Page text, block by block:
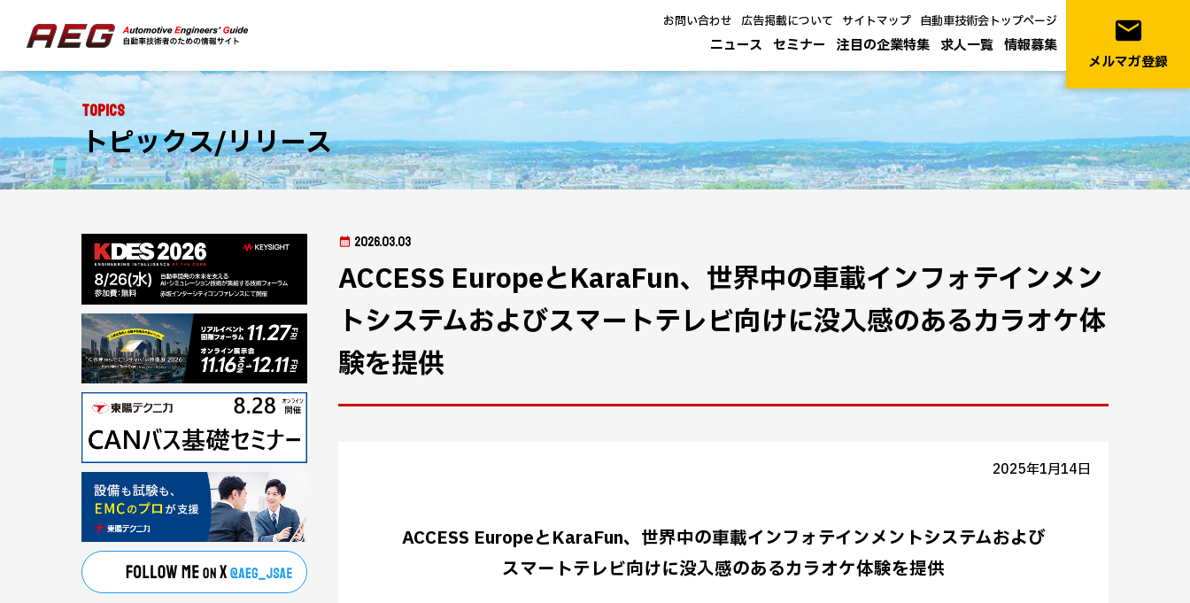
ニュース セミナー 注目の企業特集 求人一覧 情報募集
お問い合わせ 広告掲載について サイトマップ 自動車技術会トップページ email
メルマガ登録
Topics
トピックス/リリース
2026.03.03
ACCESS EuropeとKaraFun、世界中の車載インフォテインメン
トシステムおよびスマートテレビ向けに没入感のあるカラオケ体
験を提供
2025年1月14日
ACCESS EuropeとKaraFun、世界中の車載インフォテインメントシステムおよび
スマートテレビ向けに没入感のあるカラオケ体験を提供